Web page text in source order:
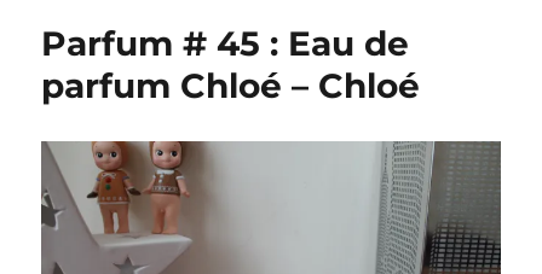
de
Nomade
–
Chloé
Parfum # 45 : Eau de
parfum Chloé – Chloé